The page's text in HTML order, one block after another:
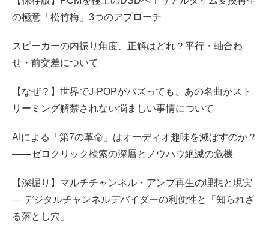
の極意「松竹梅」3つのアプローチ
スピーカーの内振り角度、正解はどれ？平行・軸合わ
せ・前交差について
【なぜ？】世界でJ-POPがバズっても、あの名曲がスト
リーミング解禁されない悩ましい事情について
AIによる「第7の革命」はオーディオ趣味を滅ぼすのか？
――ゼロクリック検索の深層とノウハウ絶滅の危機
【深掘り】マルチチャンネル・アンプ再生の理想と現実
— デジタルチャンネルデバイダーの利便性と「知られざ
る落とし穴」